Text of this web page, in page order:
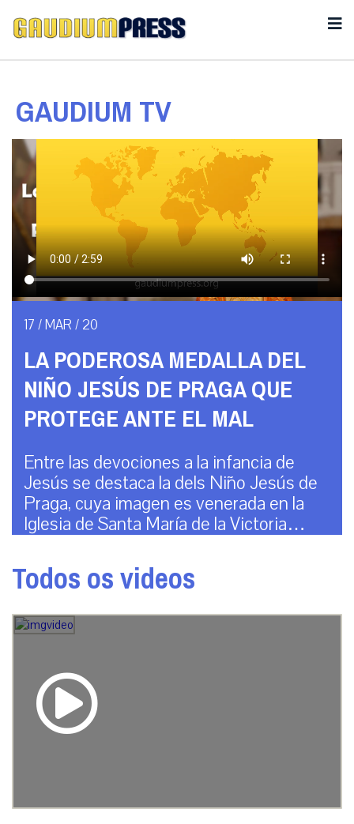
GAUDIUM TV
17 / MAR / 20
LA PODEROSA MEDALLA DEL
NIÑO JESÚS DE PRAGA QUE
PROTEGE ANTE EL MAL
Entre las devociones a la infancia de
Jesús se destaca la dels Niño Jesús de
Praga, cuya imagen es venerada en la
Iglesia de Santa María de la Victoria…
Todos os videos